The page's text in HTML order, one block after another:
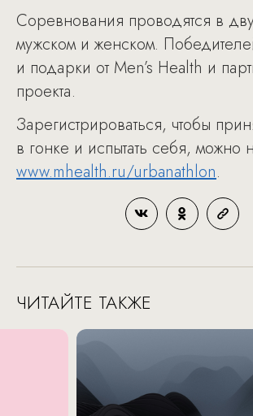
Соревнования проводятся в
мужском и женском.
и подарки от Men’s Health и
проекта.
Зарегистрироваться, чтобы
в гонке и испытать себя, можно
www.mhealth.ru/urbanathlon.
ЧИТАЙТЕ ТАКЖЕ